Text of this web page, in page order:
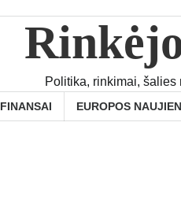
Politika, rinkimai, šalies
FINANSAI EUROPOS